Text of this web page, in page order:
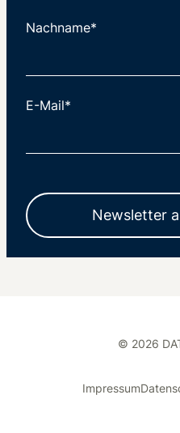
Nachname*
E-Mail*
Newsletter
© 2026
Impressum